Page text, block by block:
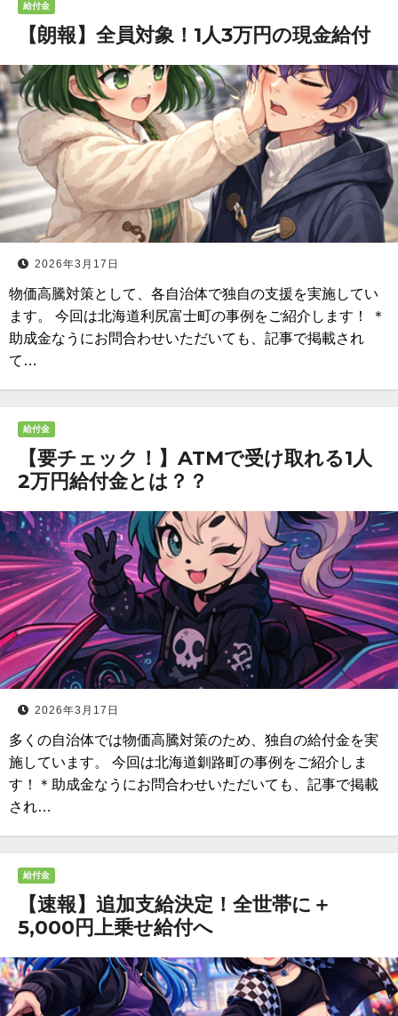
給付金
【朗報】全員対象！1人3万円の現金給付
2026年3月17日
物価高騰対策として、各自治体で独自の支援を実施してい
ます。 今回は北海道利尻富士町の事例をご紹介します！ ＊
助成金なうにお問合わせいただいても、記事で掲載され
て…
給付金
【要チェック！】ATMで受け取れる1人
2万円給付金とは？？
2026年3月17日
多くの自治体では物価高騰対策のため、独自の給付金を実
施しています。 今回は北海道釧路町の事例をご紹介しま
す！＊助成金なうにお問合わせいただいても、記事で掲載
され…
給付金
【速報】追加支給決定！全世帯に＋
5,000円上乗せ給付へ